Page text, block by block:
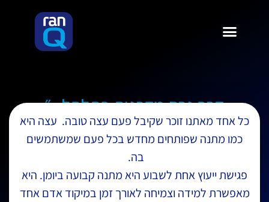
דרך גרם מדרגות פתלתל..״
כל אחד מאתנו זוכר שקיבל פעם עצה טובה. עצה היא
כמו מתנה שפותחים מחדש בכל פעם שמשתמשים
בה.
פגישת ייעוץ אחת לשבוע היא מתנה קבועה ביומן. היא
מאפשרת למידה וצמיחה לאורך זמן במיקוד אדם אחד